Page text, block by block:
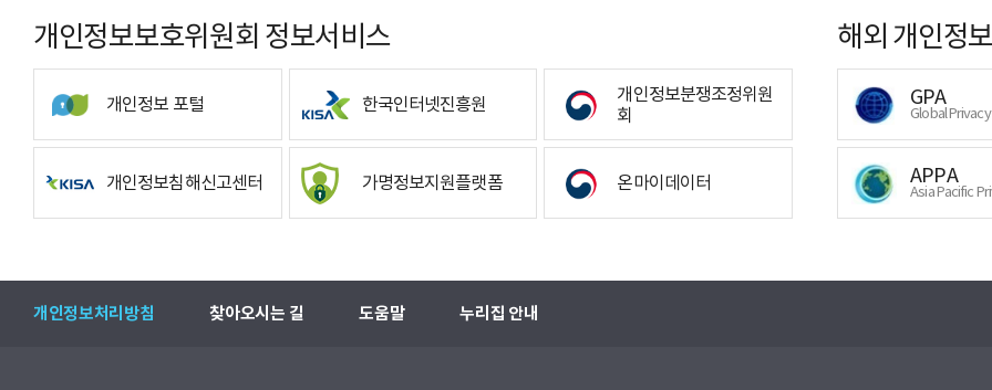
개인정보보호위원회 정보서비스
개인정보 포털 한국인터넷진흥원
개인정보분쟁조정위원
회
개인정보침해신고센터 가명정보지원플랫폼 온마이데이터
해외 개인정
GPA
Global
APPA
Asia Pacific
개인정보처리방침 찾아오시는 길 도움말 누리집 안내